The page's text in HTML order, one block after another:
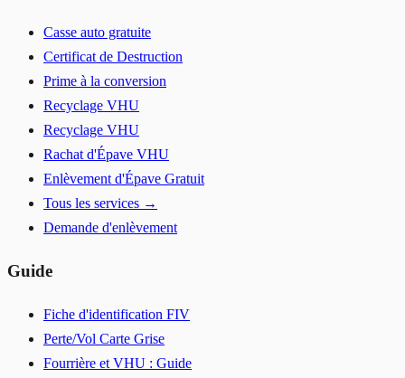
Casse auto gratuite
Certificat de Destruction
Prime à la conversion
Recyclage VHU
Recyclage VHU
Rachat d'Épave VHU
Enlèvement d'Épave Gratuit
Tous les services →
Demande d'enlèvement
Guide
Fiche d'identification FIV
Perte/Vol Carte Grise
Fourrière et VHU : Guide